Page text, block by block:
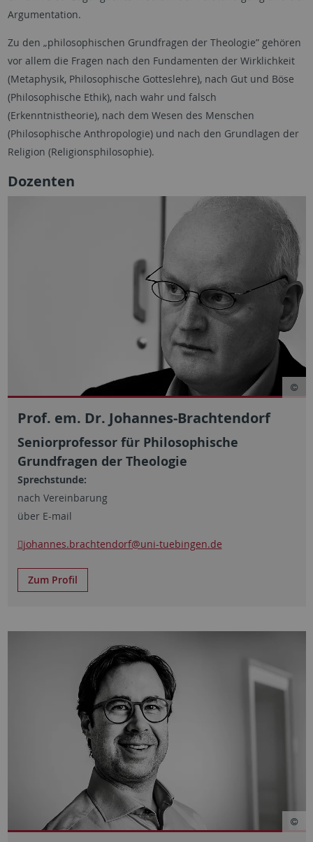
Argumentation.
Zu den „philosophischen Grundfragen der Theologie” gehören
vor allem die Fragen nach den Fundamenten der Wirklichkeit
(Metaphysik, Philosophische Gotteslehre), nach Gut und Böse
(Philosophische Ethik), nach wahr und falsch
(Erkenntnistheorie), nach dem Wesen des Menschen
(Philosophische Anthropologie) und nach den Grundlagen der
Religion (Religionsphilosophie).
Dozenten
Prof. em. Dr. Johannes-Brachtendorf
Seniorprofessor für Philosophische
Grundfragen der Theologie
Sprechstunde:
nach Vereinbarung
über E-mail
johannes.brachtendorf@uni-tuebingen.de
Zum Profil